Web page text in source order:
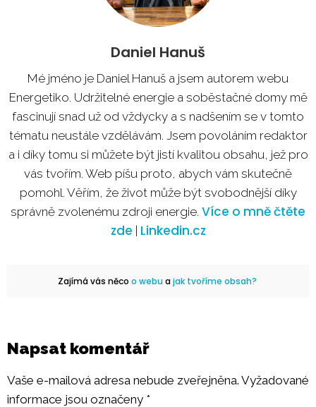
Daniel Hanuš
Mé jméno je Daniel Hanuš a jsem autorem webu
Energetiko. Udržitelné energie a soběstačné domy mě
fascinují snad už od vždycky a s nadšením se v tomto
tématu neustále vzdělávám. Jsem povoláním redaktor
a i díky tomu si můžete být jistí kvalitou obsahu, jež pro
vás tvořím. Web píšu proto, abych vám skutečně
pomohl. Věřím, že život může být svobodnější díky
správně zvolenému zdroji energie. Více o mně čtěte
zde Linkedin.cz
Zajímá vás něco o webuajak tvoříme obsah?
Napsat komentář
Vaše e-mailová adresa nebude zveřejněna. Vyžadované
informace jsou označeny *